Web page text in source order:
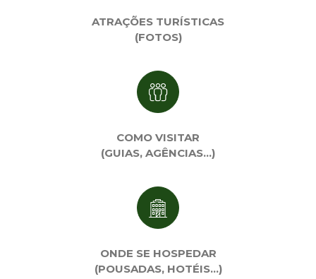
ATRAÇÕES TURÍSTICAS
(FOTOS)
COMO VISITAR
(GUIAS, AGÊNCIAS…)
ONDE SE HOSPEDAR
(POUSADAS, HOTÉIS…)